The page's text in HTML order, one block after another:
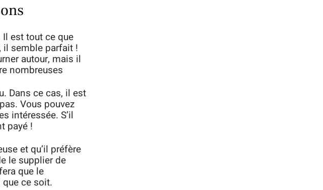
est tout ce que
il semble parfait !
autour, mais il
nombreuses
Dans ce cas, il est
Vous pouvez
intéressée. S’il
payé !
et qu’il préfère
le supplier de
que le
que ce soit.